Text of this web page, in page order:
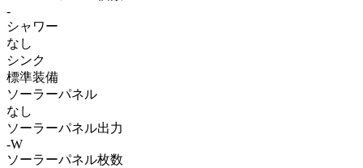
-
シャワー
なし
シンク
標準装備
ソーラーパネル
なし
ソーラーパネル出力
-W
ソーラーパネル枚数